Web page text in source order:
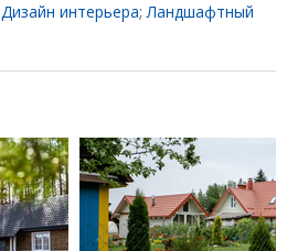
Дизайн интерьера;Ландшафтный